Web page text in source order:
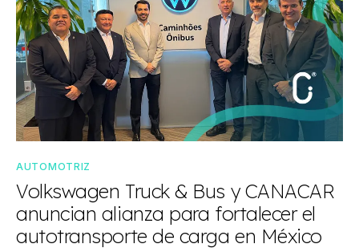
AUTOMOTRIZ
Volkswagen Truck & Bus y CANACAR
anuncian alianza para fortalecer el
autotransporte de carga en México